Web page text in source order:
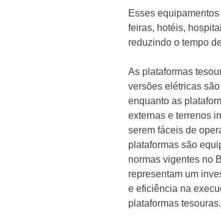
Esses
feiras, hotéis,
reduzindo o tempo
As plataformas
versões elétricas
enquanto as
externas e terrenos
serem fáceis de
plataformas são
normas vigentes no
representam um
e eficiência na
plataformas tesouras.